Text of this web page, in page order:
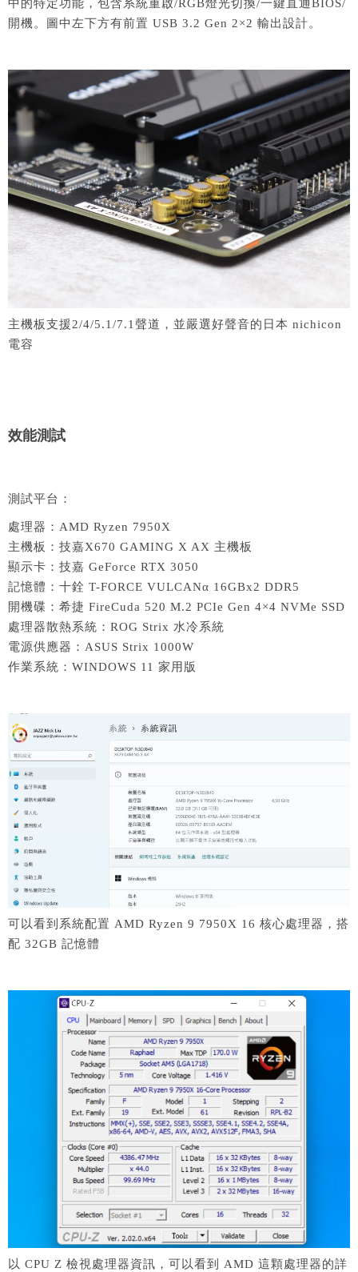
中的特定功能，包含系統重啟/RGB燈光切換/一鍵直通BIOS/
開機。圖中左下方有前置 USB 3.2 Gen 2×2 輸出設計。
主機板支援2/4/5.1/7.1聲道，並嚴選好聲音的日本 nichicon
電容
效能測試
測試平台：
處理器：AMD Ryzen 7950X
主機板：技嘉X670 GAMING X AX 主機板
顯示卡：技嘉 GeForce RTX 3050
記憶體：十銓 T-FORCE VULCANα 16GBx2 DDR5
開機碟：希捷 FireCuda 520 M.2 PCIe Gen 4×4 NVMe SSD
處理器散熱系統：ROG Strix 水冷系統
電源供應器：ASUS Strix 1000W
作業系統：WINDOWS 11 家用版
可以看到系統配置 AMD Ryzen 9 7950X 16 核心處理器，搭
配 32GB 記憶體
以 CPU Z 檢視處理器資訊，可以看到 AMD 這顆處理器的詳